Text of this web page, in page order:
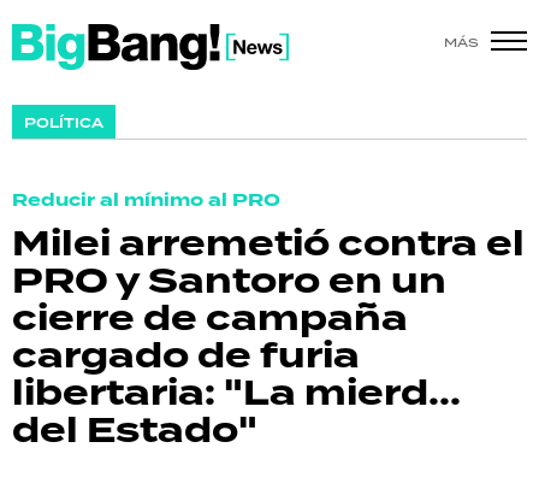
MÁS
POLÍTICA
Reducir al mínimo al PRO
Milei arremetió contra el
PRO y Santoro en un
cierre de campaña
cargado de furia
libertaria: "La mierd...
del Estado"
SHOW
ACTUALIDAD
POLICIALES
ECONOMÍA
GRAN HERMANO